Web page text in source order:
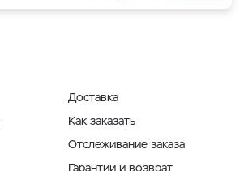
Доставка
Как заказать
Отслеживание заказа
Гарантии и возврат